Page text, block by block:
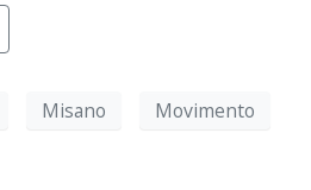
Misano
Movimento